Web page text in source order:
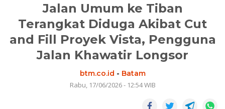
Jalan Umum ke Tiban
Terangkat Diduga Akibat Cut
and Fill Proyek Vista, Pengguna
Jalan Khawatir Longsor
btm.co.id - Batam
Rabu, 17/06/2026 - 12:54 WIB